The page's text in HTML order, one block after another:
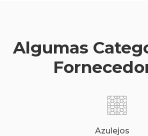
Algumas
Azulejos